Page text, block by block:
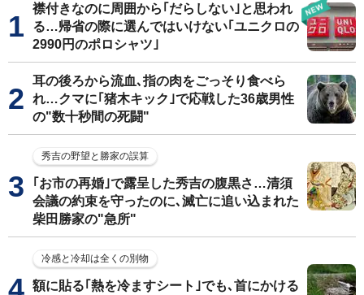
襟付きなのに周囲から｢だらしない｣と思われ
る…帰省の際に選んではいけない｢ユニクロの
2990円のポロシャツ｣
耳の後ろから流血､指の肉をごっそり食べら
れ…クマに｢猪木キック｣で応戦した36歳男性
の"数十秒間の死闘"
秀吉の野望と勝家の誤算
｢お市の再婚｣で露呈した秀吉の腹黒さ…清須
会議の約束を守ったのに､滅亡に追い込まれた
柴田勝家の"急所"
冷感と冷却は全くの別物
額に貼る｢熱を冷ますシート｣でも､首にかける